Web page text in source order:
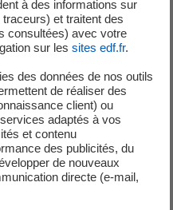
à des informations sur
et traitent des
consultées) avec votre
sur les sites edf.fr.
des données de nos outils
de réaliser des
client) ou
adaptés à vos
et contenu
des publicités, du
de nouveaux
directe (e-mail,